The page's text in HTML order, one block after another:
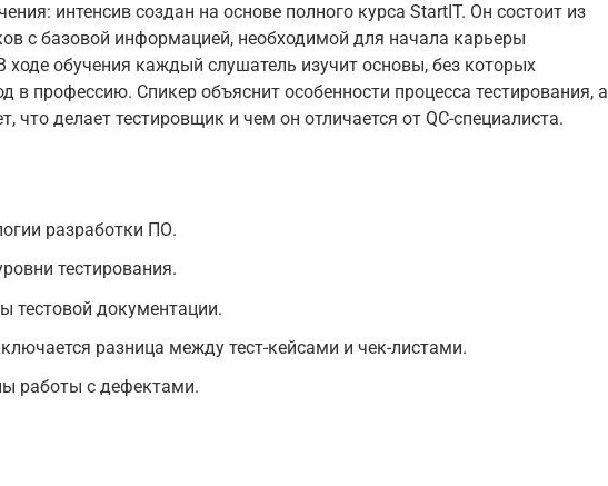
интенсив создан на основе полного курса StartIT. Он состоит из
с базовой информацией, необходимой для начала карьеры
ходе обучения каждый слушатель изучит основы, без которых
в профессию. Спикер объяснит особенности процесса тестирования, а
что делает тестировщик и чем он отличается от QC-специалиста.
разработки ПО.
тестирования.
тестовой документации.
разница между тест-кейсами и чек-листами.
работы с дефектами.